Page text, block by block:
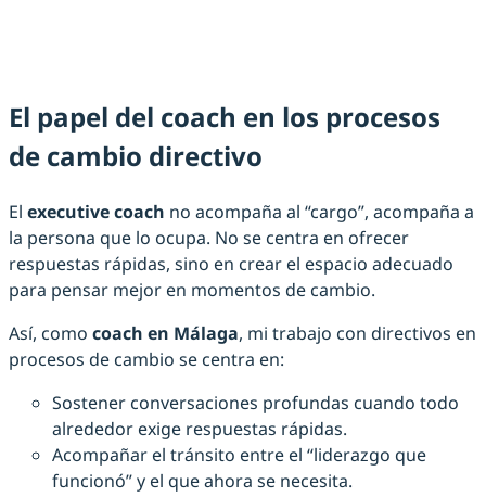
El papel del coach en los procesos
de cambio directivo
El executive coach no acompaña al “cargo”, acompaña a
la persona que lo ocupa. No se centra en ofrecer
respuestas rápidas, sino en crear el espacio adecuado
para pensar mejor en momentos de cambio.
Así, como coach en Málaga, mi trabajo con directivos en
procesos de cambio se centra en:
Sostener conversaciones profundas cuando todo
alrededor exige respuestas rápidas.
Acompañar el tránsito entre el “liderazgo que
funcionó” y el que ahora se necesita.